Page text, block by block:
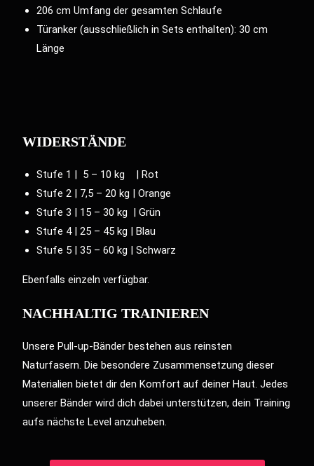
206 cm Umfang der gesamten Schlaufe
Türanker (ausschließlich in Sets enthalten): 30 cm
Länge
WIDERSTÄNDE
Stufe 1 | 5 – 10 kg | Rot
Stufe 2 | 7,5 – 20 kg | Orange
Stufe 3 | 15 – 30 kg | Grün
Stufe 4 | 25 – 45 kg | Blau
Stufe 5 | 35 – 60 kg | Schwarz
Ebenfallseinzeln verfügbar.
NACHHALTIG TRAINIEREN
Unsere Pull-up-Bänder bestehen aus reinsten
Naturfasern. Die besondere Zusammensetzung dieser
Materialien bietet dir den Komfort auf deiner Haut. Jedes
unserer Bänder wird dich dabei unterstützen, dein Training
aufs nächste Level anzuheben.